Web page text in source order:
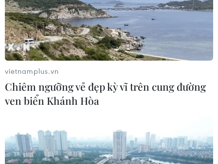
06/08/2026 13:42
Hướng tới mục tiêu quy mô dự trữ
đạt 1% GDP vào năm 2030
NAPAS, BIDV và Weixin Pay mở rộng
Quốc
06/08/2026 07:34
vietnamplus.vn
Chiêm ngưỡng vẻ đẹp kỳ vĩ trên cung đường
ven biển Khánh Hòa